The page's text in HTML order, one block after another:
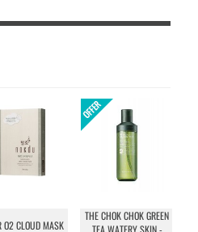
O2 CLOUD MASK
THE CHOK CHOK GREEN
TEA WATERY SKIN -